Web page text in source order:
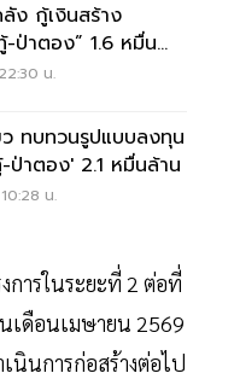
ง กู้เงินสร้าง
-ป่าตอง” 1.6 หมื่น
น.
ว ทบทวนรูปแบบลงทุน
ป่าตอง' 2.1 หมื่นล้าน
น.
ารในระยะที่ 2 ต่อที่
เดือนเมษายน 2569
นินการก่อสร้างต่อไป